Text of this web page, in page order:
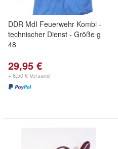
DDR MdI Feuerwehr Kombi -
technischer Dienst - Größe g
48
29,95 €
+ 6,50 € Versand